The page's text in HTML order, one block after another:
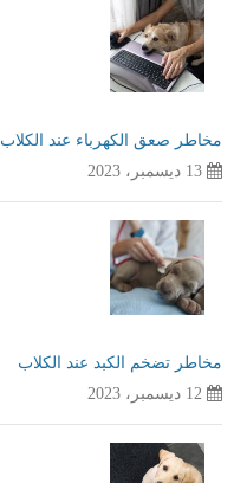
مخاطر صعق الكهرباء عند الكلاب
13 ديسمبر، 2023
مخاطر تضخم الكبد عند الكلاب
12 ديسمبر، 2023